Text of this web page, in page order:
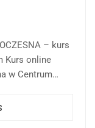
– kurs
Kurs online
w Centrum